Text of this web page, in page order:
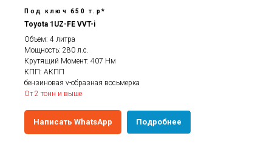
Под ключ 650 т.р*
Toyota 1UZ-FE VVT-i
Объем: 4 литра
Мощность: 280 л.с.
Крутящий Момент: 407 Нм
КПП: АКПП
бензиновая v-образная восьмерка
От 2 тонн и выше
Написать WhatsApp Подробнее